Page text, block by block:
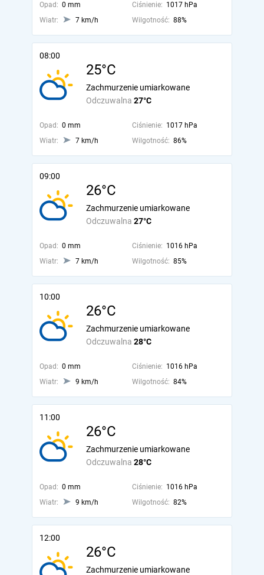
Opad: 0 mm Ciśnienie: 1017 hPa
Wiatr:
7 km/h Wilgotność: 88%
08:00
25°C
Odczuwalna 27°C
Zachmurzenie umiarkowane
Opad: 0 mm Ciśnienie: 1017 hPa
Wiatr:
7 km/h Wilgotność: 86%
09:00
26°C
Odczuwalna 27°C
Zachmurzenie umiarkowane
Opad: 0 mm Ciśnienie: 1016 hPa
Wiatr:
7 km/h Wilgotność: 85%
10:00
26°C
Odczuwalna 28°C
Zachmurzenie umiarkowane
Opad: 0 mm Ciśnienie: 1016 hPa
Wiatr:
9 km/h Wilgotność: 84%
11:00
26°C
Odczuwalna 28°C
Zachmurzenie umiarkowane
Opad: 0 mm Ciśnienie: 1016 hPa
Wiatr:
9 km/h Wilgotność: 82%
12:00
26°C
Zachmurzenie umiarkowane